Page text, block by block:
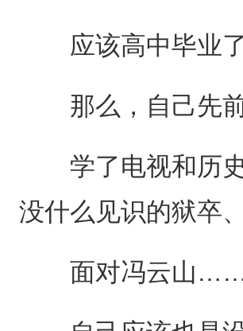
应该高中毕业了
那么，自己先前
学了电视和历史
没什么见识的狱卒
面对冯云山